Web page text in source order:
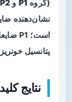
(گروه P1 و P2
نشان‌دهنده
پتانسیل
نتایج